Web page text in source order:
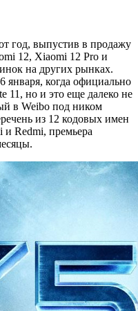
год, выпустив в продажу
12, Xiaomi 12 Pro и
на других рынках.
когда официально
11, но и это еще далеко не
в Weibo под ником
из 12 кодовых имен
Redmi, премьера